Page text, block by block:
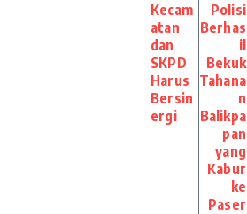
Kecam
atan
dan
SKPD
Harus
Bersin
ergi
Polisi
Berhas
il
Bekuk
Tahana
n
Balikpa
pan
yang
Kabur
ke
Paser